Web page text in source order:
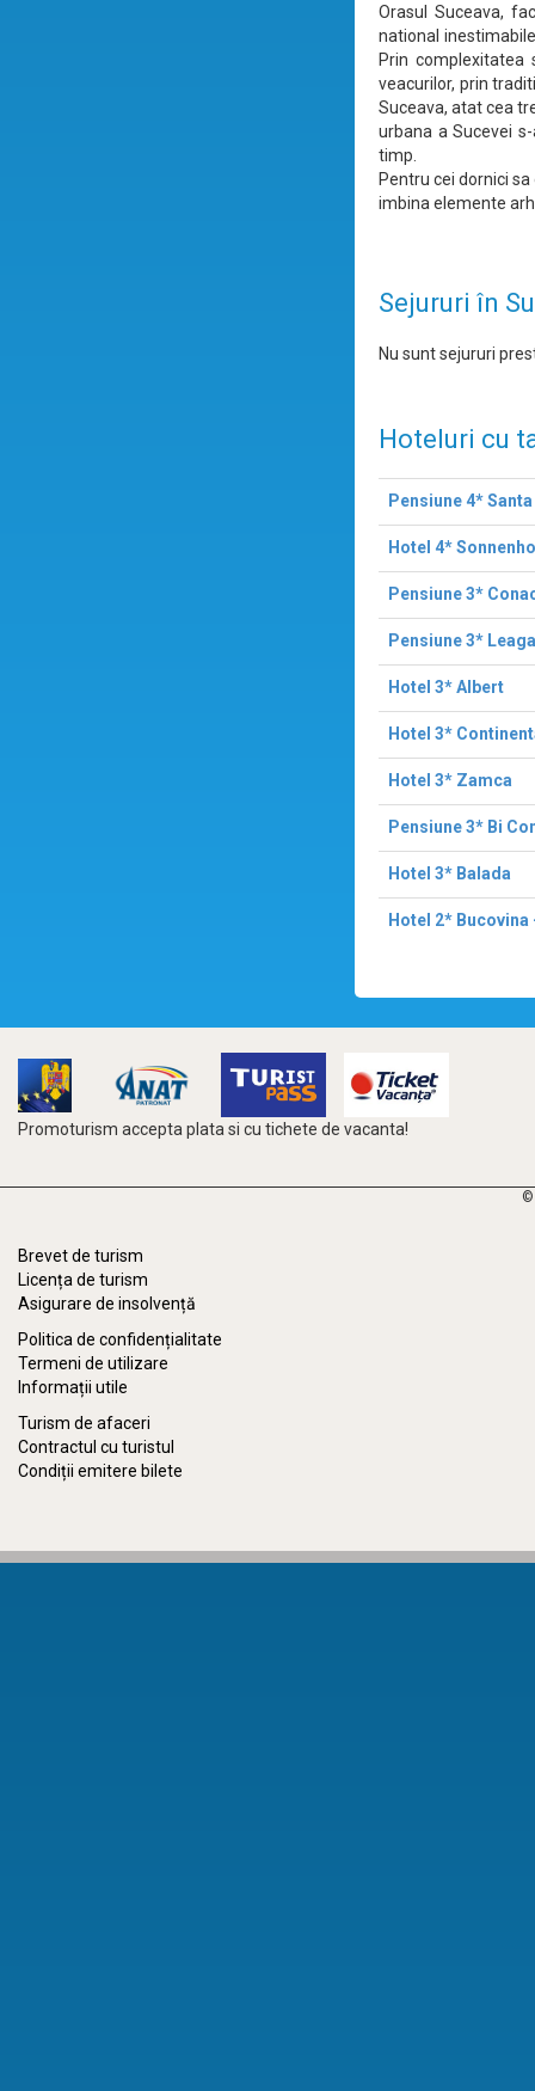
Orasul Suceava,
national
Prin complexitatea
veacurilor, prin
Suceava, atat cea
urbana a Sucevei
timp.
Pentru cei dornici
imbina elemente
Sejururi în
Nu sunt sejururi
Hoteluri cu
Pensiune 4* Santa
Hotel 4*
Pensiune 3*
Pensiune 3*
Hotel 3* Albert
Hotel 3*
Hotel 3* Zamca
Pensiune 3* Bi
Hotel 3* Balada
Hotel 2* Bucovina
Promoturism accepta plata si cu tichete de vacanta!
©
Brevet de turism
Licența de turism
Asigurare de insolvență
Politica de confidențialitate
Termeni de utilizare
Informații utile
Turism de afaceri
Contractul cu turistul
Condiții emitere bilete